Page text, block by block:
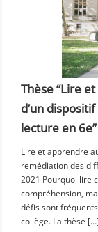
Thèse “Lire
d’un
lecture en 6e”
Lire et apprendre
remédiation des
2021 Pourquoi lire
compréhension,
défis sont
collège. La thèse […]